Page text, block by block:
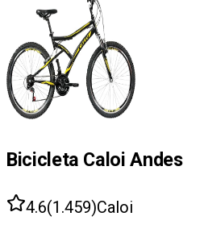
Bicicleta Caloi Andes
4.6(1.459)Caloi